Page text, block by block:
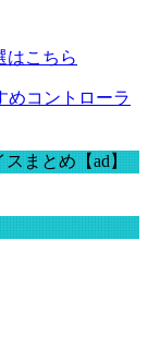
はこちら
めコントローラ
まとめ【ad】